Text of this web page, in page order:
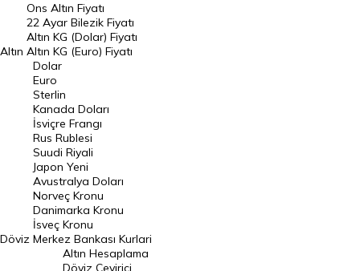
Döviz Kuru
Dolar Kuru
Euro Kuru
Pound Kuru
Frank Kuru
Riyal Kuru
Avustralya Doları
Danimarka Kronu Kuru
Kanada Doları Kuru
Norveç Kronu Kuru
İsveç Kronu Kuru
Altın
Ons Altın Fiyatı
22 Ayar Bilezik Fiyatı
Altın KG (Dolar) Fiyatı
Altın KG (Euro) Fiyatı
Döviz
Dolar
Euro
Sterlin
Kanada Doları
İsviçre Frangı
Rus Rublesi
Suudi Riyali
Japon Yeni
Avustralya Doları
Norveç Kronu
Danimarka Kronu
İsveç Kronu
Merkez Bankası Kurlari
Altın Hesaplama
Döviz Çevirici